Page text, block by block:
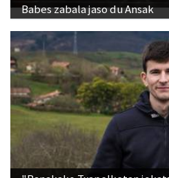
Babes zabala jaso du Ansak